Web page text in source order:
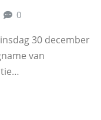
0
30 december
van